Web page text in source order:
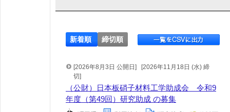
新着順 締切順
[2026年8月3日 公開日]
[2026年11月18日 (水) 締
切]
（公財）日本板硝子材料工学助成会 令和9
年度（第49回）研究助成 の募集